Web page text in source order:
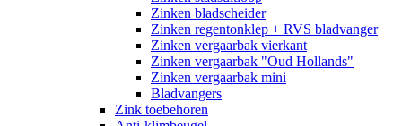
Zinken bladscheider
Zinken regentonklep + RVS bladvanger
Zinken vergaarbak vierkant
Zinken vergaarbak "Oud Hollands"
Zinken vergaarbak mini
Bladvangers
Zink toebehoren